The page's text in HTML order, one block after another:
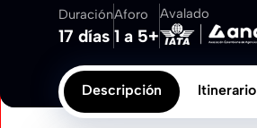
Duración
17 días
Aforo
1 a 5+
Avalado
Descripción Itinerario